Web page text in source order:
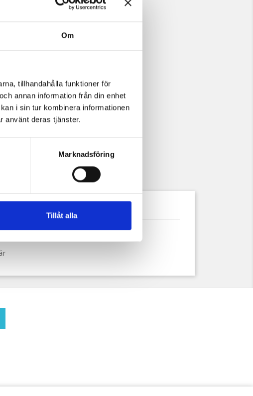
Om
tillhandahålla funktioner för
annan information från din enhet
i sin tur kombinera informationen
använt deras tjänster.
Marknadsföring
Tillåt alla
TILL I VARUKORGEN
lager
Produktdetaljer